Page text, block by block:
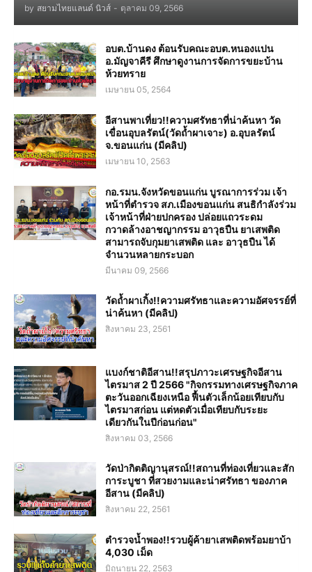
by สยามไทยแลนด์ นิวส์ - ตุลาคม 09, 2566
อบต.บ้านดง ต้อนรับคณะอบต.หนองแปน
อ.มัญจาคีรี ศึกษาดูงานการจัดการขยะบ้าน
ห้วยทราย
เมษายน 05, 2564
อีสานพาเที่ยว!!ความศรัทธาที่น่าค้นหา วัด
เขื่อนอุบลรัตน์(วัดถ้ำผาเจาะ) อ.อุบลรัตน์
จ.ขอนแก่น (มีคลิป)
เมษายน 10, 2563
กอ.รมน.จังหวัดขอนแก่น บูรณาการร่วม เจ้า
หน้าที่ตำรวจ สภ.เมืองขอนแก่น สนธิกำลังร่วม
เจ้าหน้าที่ฝ่ายปกครอง ปล่อยแถวระดม
กวาดล้างอาชญากรรม อาวุธปืน ยาเสพติด
สามารถจับกุมยาเสพติด และ อาวุธปืน ได้
จำนวนหลายกระบอก
มีนาคม 09, 2566
วัดถ้ำผาเกิ้ง!!ความศรัทธาและความอัศจรรย์ที่
น่าค้นหา (มีคลิป)
สิงหาคม 23, 2561
แบงก์ชาติอีสาน!!สรุปภาวะเศรษฐกิจอีสาน
ไตรมาส 2 ปี 2566 "กิจกรรมทางเศรษฐกิจภาค
ตะวันออกเฉียงเหนือ ฟื้นตัวเล็กน้อยเทียบกับ
ไตรมาสก่อน แต่หดตัวเมื่อเทียบกับระยะ
เดียวกันในปีก่อนก่อน"
สิงหาคม 03, 2566
วัดป่ากิตติญานุสรณ์!!สถานที่ท่องเที่ยวและสัก
การะบูชา ที่สวยงามและน่าศรัทธา ของภาค
อีสาน (มีคลิป)
สิงหาคม 22, 2561
ตำรวจน้ำพอง!!รวบผู้ค้ายาเสพติดพร้อมยาบ้า
4,030 เม็ด
มิถุนายน 22, 2563